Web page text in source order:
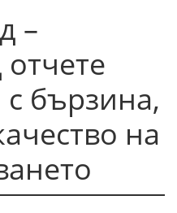
–
отчете
бързина,
на